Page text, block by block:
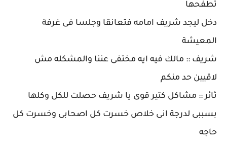
تطفحها
دخل ليجد شريف امامه فتعانقا وجلسا فى غرفة
المعيشة
شريف :: مالك فيه ايه مختفى عننا والمشكله مش
لاقيين حد منكم
ثائر :: مشاكل كتير قوى يا شريف حصلت للكل وكلها
بسببى لدرجة انى خلاص خسرت كل اصحابى وخسرت كل
حاجه